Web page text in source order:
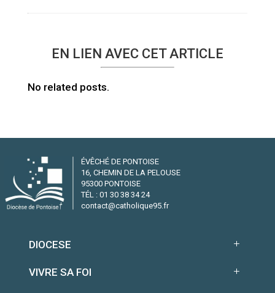
EN LIEN AVEC CET ARTICLE
No related posts.
ÉVÊCHÉ DE PONTOISE
16, CHEMIN DE LA PELOUSE
95300 PONTOISE
TÉL : 01 30 38 34 24
contact@catholique95.fr
DIOCESE
VIVRE SA FOI